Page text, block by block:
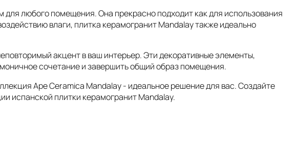
любого помещения. Она прекрасно подходит как для использования
влаги, плитка керамогранит Mandalay также идеально
акцент в ваш интерьер. Эти декоративные элементы,
сочетание и завершить общий образ помещения.
Ape Ceramica Mandalay - идеальное решение для вас. Создайте
испанской плитки керамогранит Mandalay.